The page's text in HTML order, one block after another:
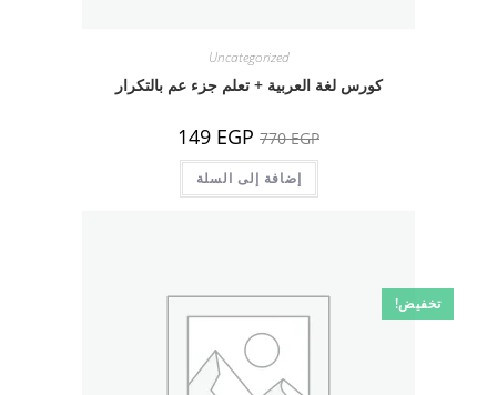
Uncategorized
كورس لغة العربية + تعلم جزء عم بالتكرار
770EGP السعر
الأصلي
هو:
770 EGP.
149 EGP
إضافة إلى السلة
تخفيض!